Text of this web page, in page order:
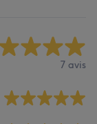
7 avis